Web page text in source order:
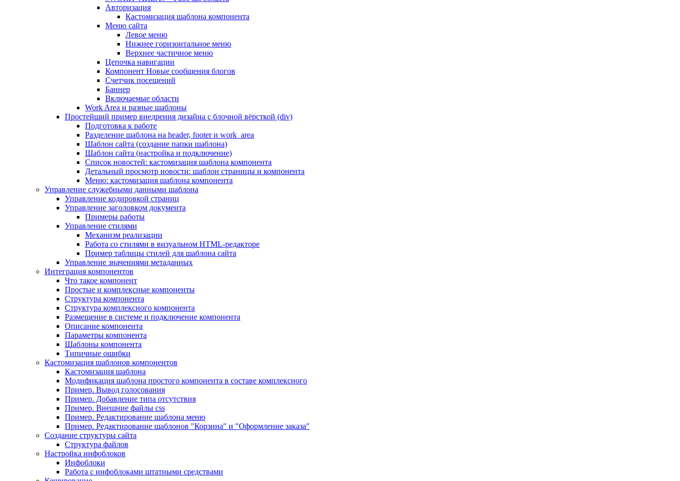
Авторизация
Кастомизация шаблона компонента
Меню сайта
Левое меню
Нижнее горизонтальное меню
Верхнее частичное меню
Цепочка навигации
Компонент Новые сообщения блогов
Счетчик посещений
Баннер
Включаемые области
Work Area и разные шаблоны
Простейший пример внедрения дизайна с блочной вёрсткой (div)
Подготовка к работе
Разделение шаблона на header, footer и work_area
Шаблон сайта (создание папки шаблона)
Шаблон сайта (настройка и подключение)
Список новостей: кастомизация шаблона компонента
Детальный просмотр новости: шаблон страницы и компонента
Меню: кастомизация шаблона компонента
Управление служебными данными шаблона
Управление кодировкой страниц
Управление заголовком документа
Примеры работы
Управление стилями
Механизм реализации
Работа со стилями в визуальном HTML-редакторе
Пример таблицы стилей для шаблона сайта
Управление значениями метаданных
Интеграция компонентов
Что такое компонент
Простые и комплексные компоненты
Структура компонента
Структура комплексного компонента
Размещение в системе и подключение компонента
Описание компонента
Параметры компонента
Шаблоны компонента
Типичные ошибки
Кастомизация шаблонов компонентов
Кастомизация шаблона
Модификация шаблона простого компонента в составе комплексного
Пример. Вывод голосования
Пример. Добавление типа отсутствия
Пример. Внешние файлы css
Пример. Редактирование шаблона меню
Пример. Редактирование шаблонов "Корзина" и "Оформление заказа"
Создание структуры сайта
Структура файлов
Настройка инфоблоков
Инфоблоки
Работа с инфоблоками штатными средствами